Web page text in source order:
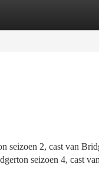
seizoen 2, cast van
seizoen 4, cast